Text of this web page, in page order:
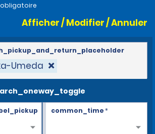
Afficher / Modifier / Annuler
Umeda
common_time*